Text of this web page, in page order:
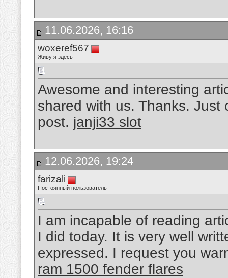
11.06.2026, 16:16
woxeref567
Живу я здесь
Awesome and interesting
shared with us. Thanks.
post. janji33 slot
12.06.2026, 19:24
farizali
Постоянный пользователь
I am incapable of reading
I did today. It is very well
expressed. I request you
ram 1500 fender flares